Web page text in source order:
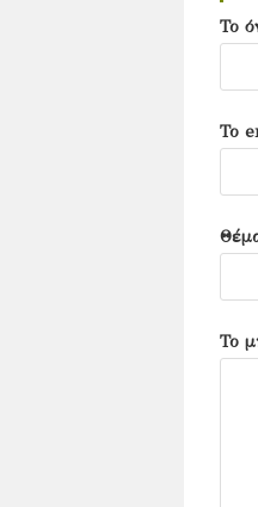
Το
Το
Το